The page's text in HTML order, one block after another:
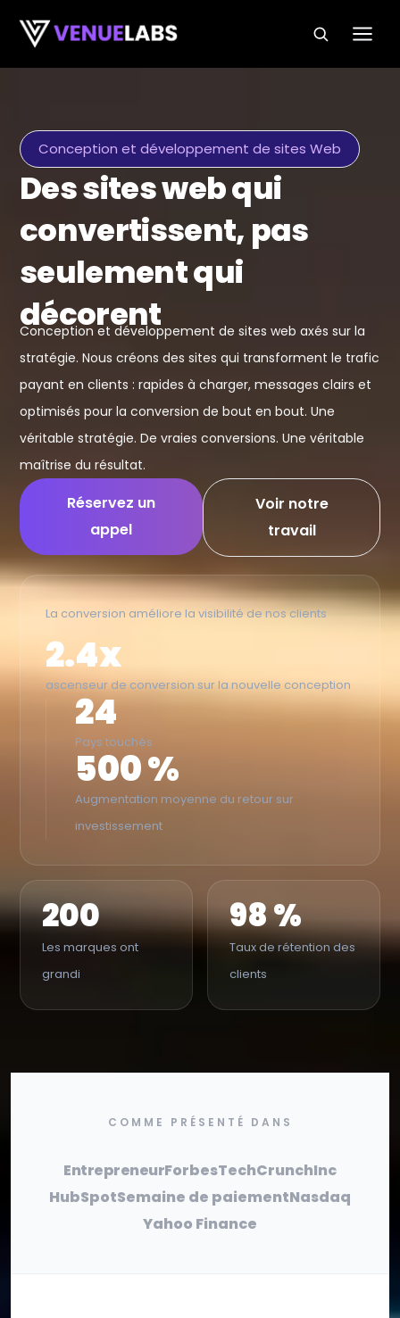
Passer au contenu
Conception et développement de sites Web
Des sites web qui
convertissent, pas
seulement qui
décorent
Conception et développement de sites web axés sur la
stratégie. Nous créons des sites qui transforment le trafic
payant en clients : rapides à charger, messages clairs et
optimisés pour la conversion de bout en bout. Une
véritable stratégie. De vraies conversions. Une véritable
maîtrise du résultat.
Réservez un
appel
Voir notre
travail
La conversion améliore la visibilité de nos clients
2.4x
ascenseur de conversion sur la nouvelle conception
24
Pays touchés
500 %
Augmentation moyenne du retour sur
investissement
200
Les marques ont
grandi
98 %
Taux de rétention des
clients
COMME PRÉSENTÉ DANS
EntrepreneurForbesTechCrunchInc
HubSpotSemaine de paiementNasdaq
Yahoo Finance